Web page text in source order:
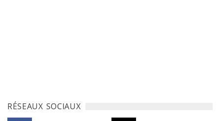
RÉSEAUX SOCIAUX